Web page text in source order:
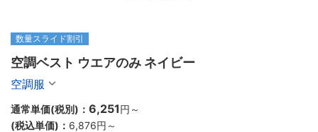
数量スライド割引
空調ベスト ウエアのみ ネイビー
空調服
通常単価(税別)： 6,251円 ～
(税込単価)： 6,876円 ～